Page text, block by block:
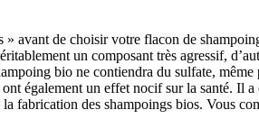
avant de choisir votre flacon de
un composant très agressif,
bio ne contiendra du sulfate,
également un effet nocif sur la santé. Il
fabrication des shampoings bios. Vous